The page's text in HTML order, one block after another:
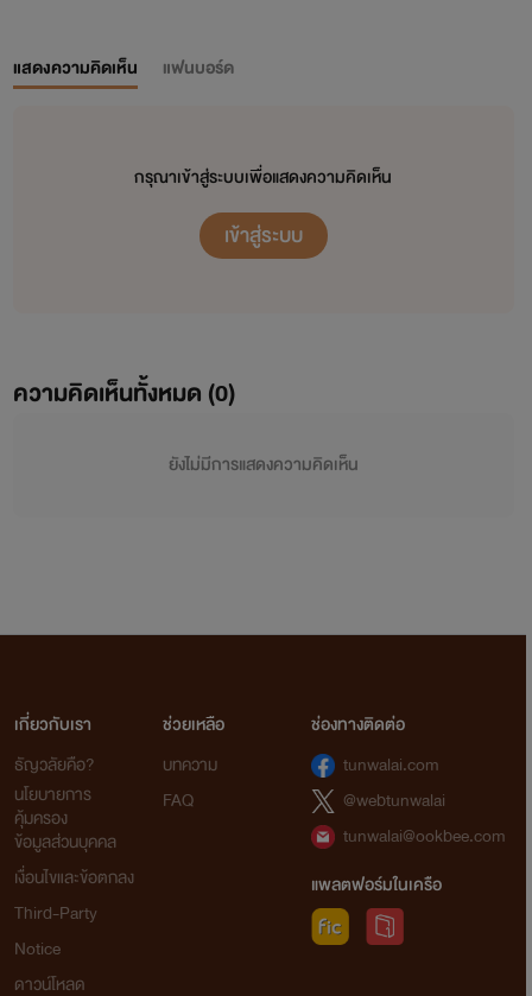
แสดงความคิดเห็น แฟนบอร์ด
กรุณาเข้าสู่ระบบเพื่อแสดงความคิดเห็น
เข้าสู่ระบบ
ความคิดเห็นทั้งหมด (0)
ยังไม่มีการแสดงความคิดเห็น
เกี่ยวกับเรา
ธัญวลัยคือ?
นโยบายการ
คุ้มครอง
ข้อมูลส่วนบุคคล
เงื่อนไขและข้อตกลง
Third-Party
Notice
ดาวน์โหลด
ช่วยเหลือ
บทความ
FAQ
ช่องทางติดต่อ
tunwalai.com
@webtunwalai
tunwalai@ookbee.com
แพลตฟอร์มในเครือ